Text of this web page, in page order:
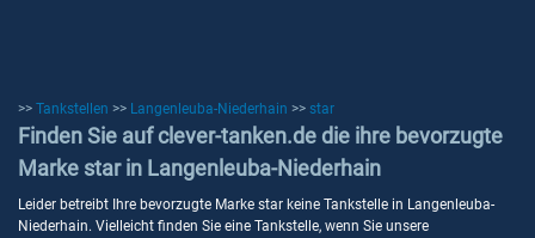
>> Tankstellen >> Langenleuba-Niederhain >> star
Finden Sie auf clever-tanken.de die ihre bevorzugte
Marke star in Langenleuba-Niederhain
Leider betreibt Ihre bevorzugte Marke star keine Tankstelle in Langenleuba-
Niederhain. Vielleicht finden Sie eine Tankstelle, wenn Sie unsere